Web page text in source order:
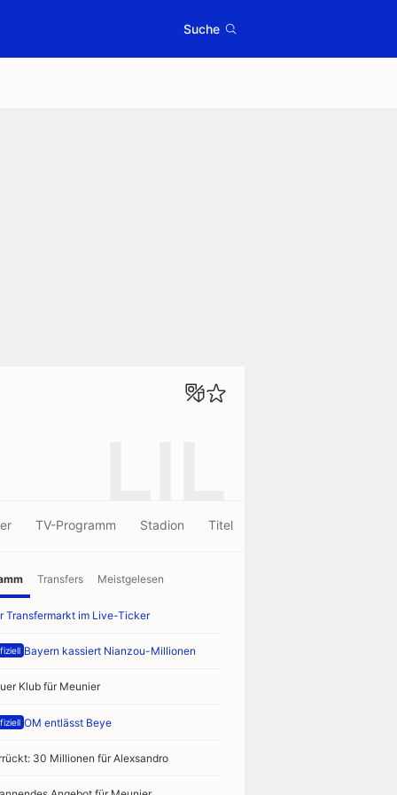
Suche
TV-Programm Stadion Titel
Transfers Meistgelesen
Transfermarkt im Live-Ticker
Bayern kassiert Nianzou-Millionen
Klub für Meunier
OM entlässt Beye
30 Millionen für Alexsandro